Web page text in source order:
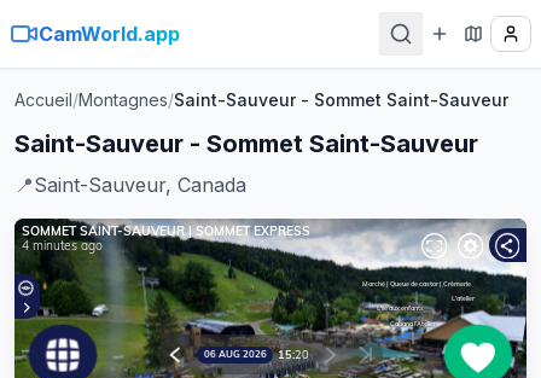
CamWorld.app
Accueil/Montagnes/Saint-Sauveur - Sommet Saint-Sauveur
Saint-Sauveur - Sommet Saint-Sauveur
📍Saint-Sauveur, Canada